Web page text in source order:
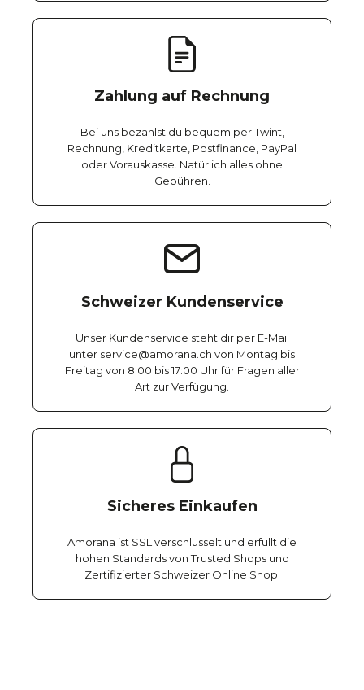
Zahlung auf Rechnung
Bei uns bezahlst du bequem per Twint,
Rechnung, Kreditkarte, Postfinance, PayPal
oder Vorauskasse. Natürlich alles ohne
Gebühren.
Schweizer Kundenservice
Unser Kundenservice steht dir per E-Mail
unter service@amorana.ch von Montag bis
Freitag von 8:00 bis 17:00 Uhr für Fragen aller
Art zur Verfügung.
Sicheres Einkaufen
Amorana ist SSL verschlüsselt und erfüllt die
hohen Standards von Trusted Shops und
Zertifizierter Schweizer Online Shop.